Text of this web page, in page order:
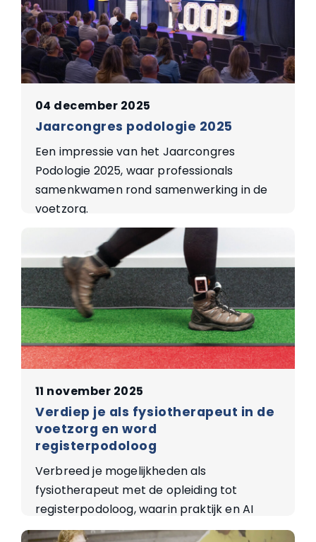
04 december 2025
Jaarcongres podologie 2025
Een impressie van het Jaarcongres
Podologie 2025, waar professionals
samenkwamen rond samenwerking in de
voetzorg.
11 november 2025
Verdiep je als fysiotherapeut in de
voetzorg en word
registerpodoloog
Verbreed je mogelijkheden als
fysiotherapeut met de opleiding tot
registerpodoloog, waarin praktijk en AI
samenkomen voor flexibeler leren.